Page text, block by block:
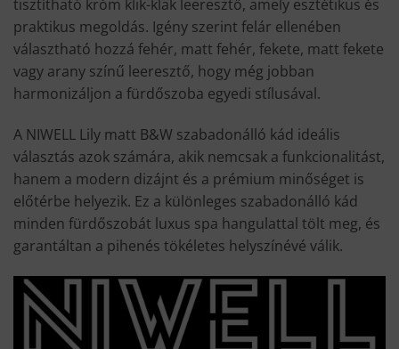
tisztítható króm klik-klak leeresztő, amely esztétikus és
praktikus megoldás. Igény szerint felár ellenében
választható hozzá fehér, matt fehér, fekete, matt fekete
vagy arany színű leeresztő, hogy még jobban
harmonizáljon a fürdőszoba egyedi stílusával.
A NIWELL Lily matt B&W szabadonálló kád ideális
választás azok számára, akik nemcsak a funkcionalitást,
hanem a modern dizájnt és a prémium minőséget is
előtérbe helyezik. Ez a különleges szabadonálló kád
minden fürdőszobát luxus spa hangulattal tölt meg, és
garantáltan a pihenés tökéletes helyszínévé válik.